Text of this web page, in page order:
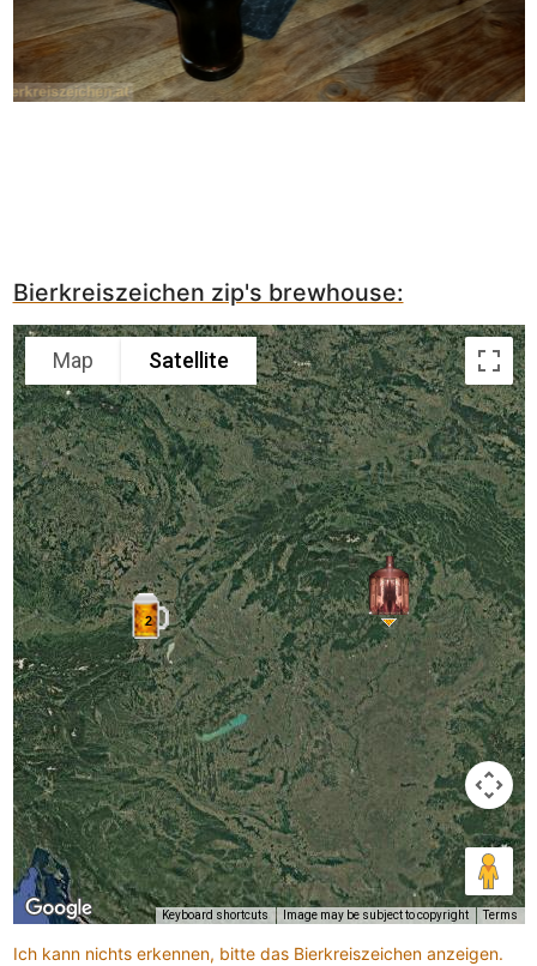
Bierkreiszeichen zip's brewhouse:
2
Map Satellite
Keyboard shortcuts Image may be subject to copyright Terms
Ich kann nichts erkennen, bitte das Bierkreiszeichen anzeigen.